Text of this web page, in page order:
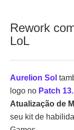
Rework
LoL
Aurelion Sol
logo no Patch
Atualização de
seu kit de